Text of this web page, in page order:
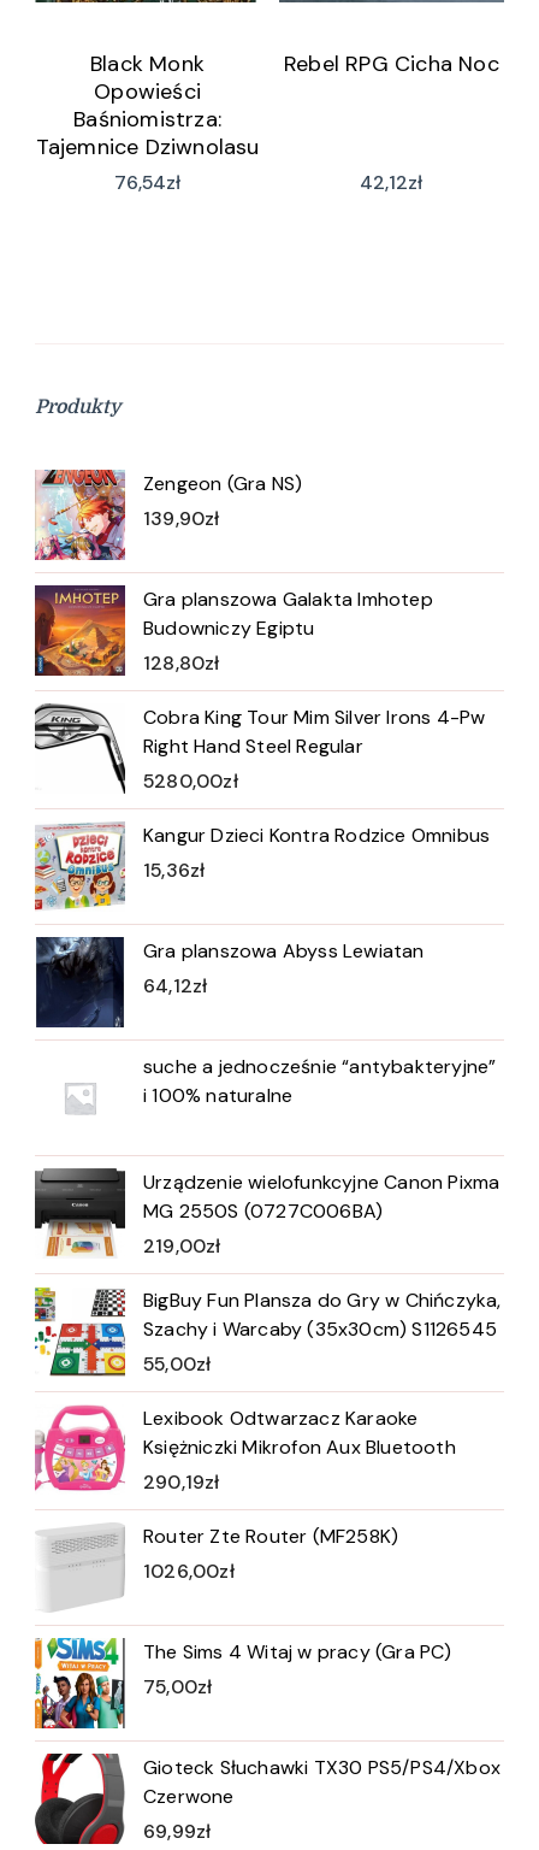
Black Monk
Opowieści
Baśniomistrza:
Tajemnice Dziwnolasu
76,54zł
Rebel RPG Cicha Noc
42,12zł
Produkty
Zengeon (Gra NS)
139,90zł
Gra planszowa Galakta Imhotep
Budowniczy Egiptu
128,80zł
Cobra King Tour Mim Silver Irons 4-Pw
Right Hand Steel Regular
5280,00zł
Kangur Dzieci Kontra Rodzice Omnibus
15,36zł
Gra planszowa Abyss Lewiatan
64,12zł
suche a jednocześnie “antybakteryjne”
i 100% naturalne
Urządzenie wielofunkcyjne Canon Pixma
MG 2550S (0727C006BA)
219,00zł
BigBuy Fun Plansza do Gry w Chińczyka,
Szachy i Warcaby (35x30cm) S1126545
55,00zł
Lexibook Odtwarzacz Karaoke
Księżniczki Mikrofon Aux Bluetooth
290,19zł
Router Zte Router (MF258K)
1026,00zł
The Sims 4 Witaj w pracy (Gra PC)
75,00zł
Gioteck Słuchawki TX30 PS5/PS4/Xbox
Czerwone
69,99zł